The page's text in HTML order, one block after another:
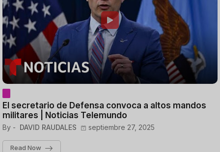
El secretario de Defensa convoca a altos mandos
militares | Noticias Telemundo
By - DAVID RAUDALES septiembre 27, 2025
Read Now